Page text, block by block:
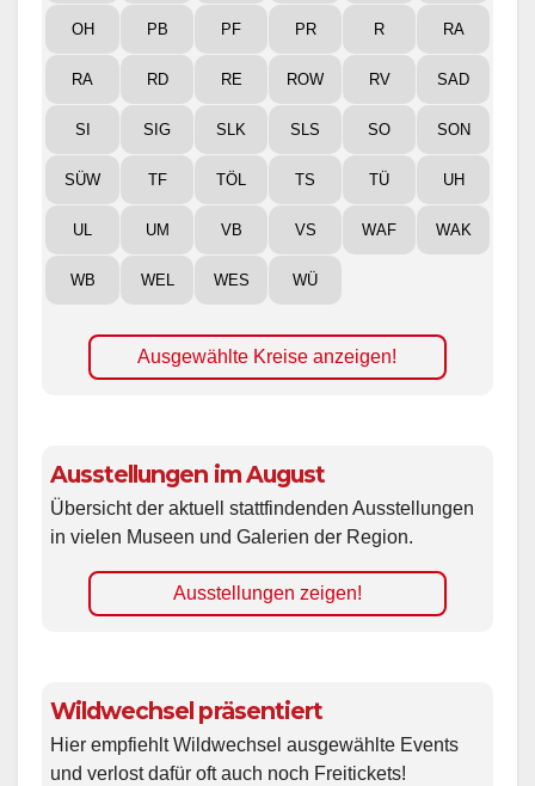
OH PB PF PR R RA
RA RD RE ROW RV SAD
SI SIG SLK SLS SO SON
SÜW TF TÖL TS TÜ UH
UL UM VB VS WAF WAK
WB WEL WES WÜ
Ausgewählte Kreise anzeigen!
Ausstellungen im August
Übersicht der aktuell stattfindenden Ausstellungen
in vielen Museen und Galerien der Region.
Ausstellungen zeigen!
Wildwechsel präsentiert
Hier empfiehlt Wildwechsel ausgewählte Events
und verlost dafür oft auch noch Freitickets!